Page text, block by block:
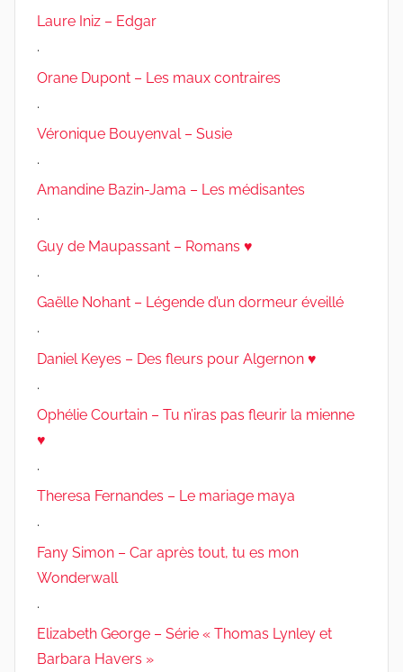
Laure Iniz – Edgar
.
Orane Dupont – Les maux contraires
.
Véronique Bouyenval – Susie
.
Amandine Bazin-Jama – Les médisantes
.
Guy de Maupassant – Romans ♥
.
Gaëlle Nohant – Légende d’un dormeur éveillé
.
Daniel Keyes – Des fleurs pour Algernon ♥
.
Ophélie Courtain – Tu n’iras pas fleurir la mienne
♥
.
Theresa Fernandes – Le mariage maya
.
Fany Simon – Car après tout, tu es mon
Wonderwall
.
Elizabeth George – Série « Thomas Lynley et
Barbara Havers »